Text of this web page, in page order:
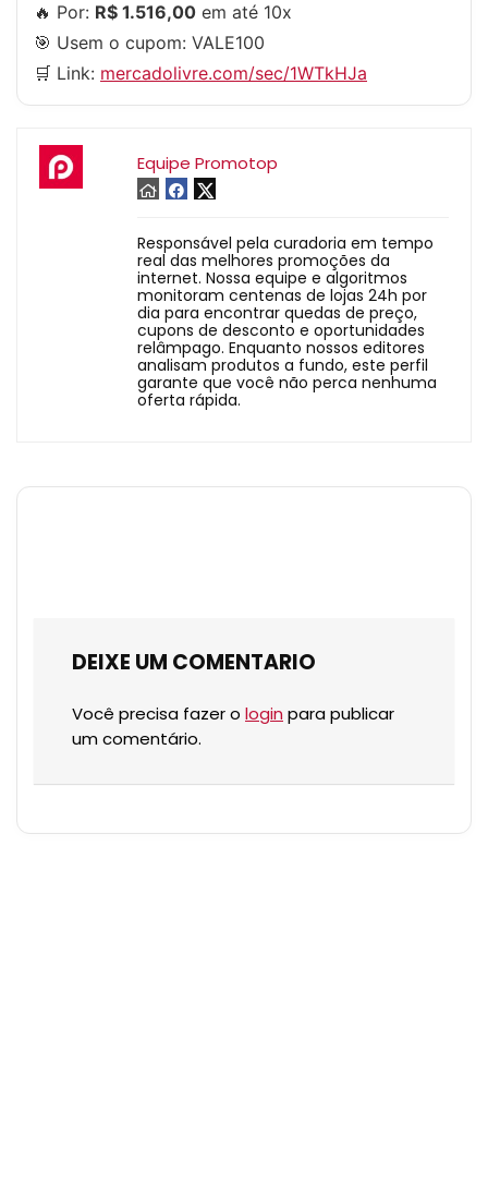
🔥 Por: R$ 1.516,00 em até 10x
🎯 Usem o cupom: VALE100
🛒 Link: mercadolivre.com/sec/1WTkHJa
Equipe Promotop
Responsável pela curadoria em tempo
real das melhores promoções da
internet. Nossa equipe e algoritmos
monitoram centenas de lojas 24h por
dia para encontrar quedas de preço,
cupons de desconto e oportunidades
relâmpago. Enquanto nossos editores
analisam produtos a fundo, este perfil
garante que você não perca nenhuma
oferta rápida.
DEIXE UM COMENTARIO
Você precisa fazer o login para publicar
um comentário.